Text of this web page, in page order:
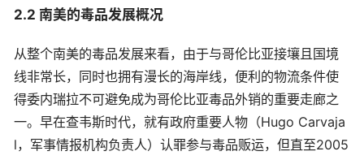
2.2 南美的毒品发展概况
从整个南美的毒品发展来看，由于与哥伦比亚接壤且国境
线非常长，同时也拥有漫长的海岸线，便利的物流条件使
得委内瑞拉不可避免成为哥伦比亚毒品外销的重要走廊之
一。早在查韦斯时代，就有政府重要人物（Hugo Carvaja
l，军事情报机构负责人）认罪参与毒品贩运，但直至2005